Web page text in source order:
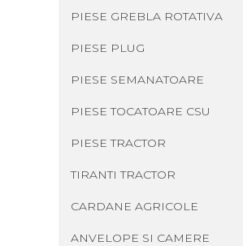
PIESE GREBLA ROTATIVA
PIESE PLUG
PIESE SEMANATOARE
PIESE TOCATOARE CSU
PIESE TRACTOR
TIRANTI TRACTOR
CARDANE AGRICOLE
ANVELOPE SI CAMERE